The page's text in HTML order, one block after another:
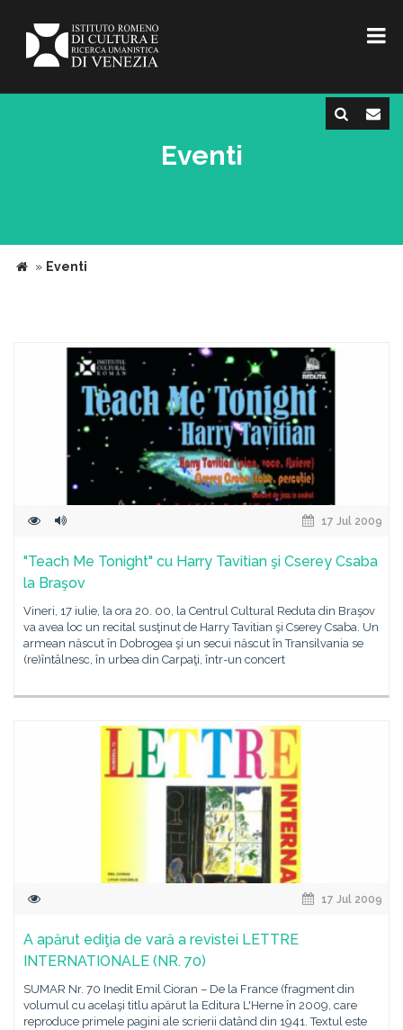
Eventi
» Eventi
17 Jul 2009
"Teach Me Tonight" cu Harry Tavitian şi Cserey Csaba
la Braşov
Vineri, 17 iulie, la ora 20. 00, la Centrul Cultural Reduta din Braşov
va avea loc un recital susţinut de Harry Tavitian şi Cserey Csaba. Un
armean născut în Dobrogea şi un secui născut în Transilvania se
(re)întâlnesc, în urbea din Carpaţi, într-un concert
17 Jul 2009
A apărut ediţia de vară a revistei LETTRE
INTERNATIONALE (NR. 70)
SUMAR Nr. 70 Inedit Emil Cioran – De la France (fragment din
volumul cu acelaşi titlu apărut la Editura L'Herne în 2009, care
reproduce primele pagini ale scrierii datând din 1941. Textul este